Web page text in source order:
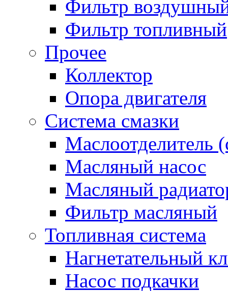
Фильтр
Фильтр топливный
Прочее
Коллектор
Опора двигателя
Система смазки
Маслоотделитель
Масляный насос
Масляный
Фильтр масляный
Топливная система
Нагнетательный
Насос подкачки